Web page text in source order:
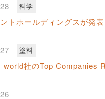
科学
トホールディングスが発
塗料
社のTop Companies